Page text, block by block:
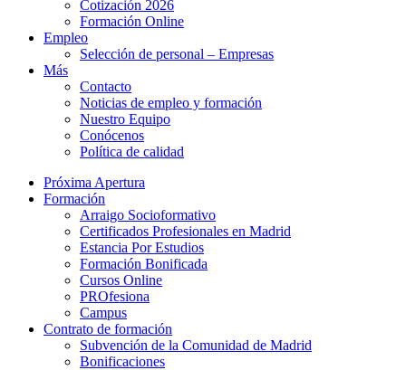
Cotización 2026
Formación Online
Empleo
Selección de personal – Empresas
Más
Contacto
Noticias de empleo y formación
Nuestro Equipo
Conócenos
Política de calidad
Próxima Apertura
Formación
Arraigo Socioformativo
Certificados Profesionales en Madrid
Estancia Por Estudios
Formación Bonificada
Cursos Online
PROfesiona
Campus
Contrato de formación
Subvención de la Comunidad de Madrid
Bonificaciones